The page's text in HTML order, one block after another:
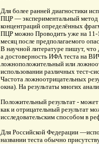
Для более ранней диагностики
ПЦР — экспериментальный метод
концентраций определённых
ПЦР можно Проводить уже на 11-
месяц после предполагаемого
В научной литературе пишут,
а достоверность ИФА теста на
ложноположительный или
использовании различных тест-
Частота ложноотрицательных
окна). На результаты многих
Положительный результат -
как и отрицательный результат
исследовательским способом в
Для Российской Федерации
названии теста обычно